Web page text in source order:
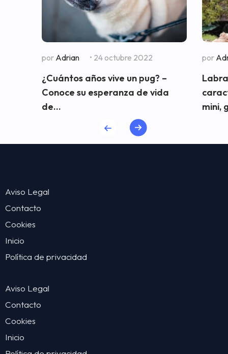
por Adrian • 24 octubre 2022
¿Cuántos años vive un pug? –
Conoce su esperanza de vida
de...
por
mini,
Aviso Legal
Contacto
Cookies
Inicio
Política de privacidad
Aviso Legal
Contacto
Cookies
Inicio